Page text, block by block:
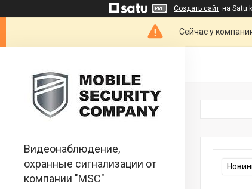
Создать сайт на
Сейчас у
Видеонаблюдение,
охранные сигнализации от
компании "MSC"